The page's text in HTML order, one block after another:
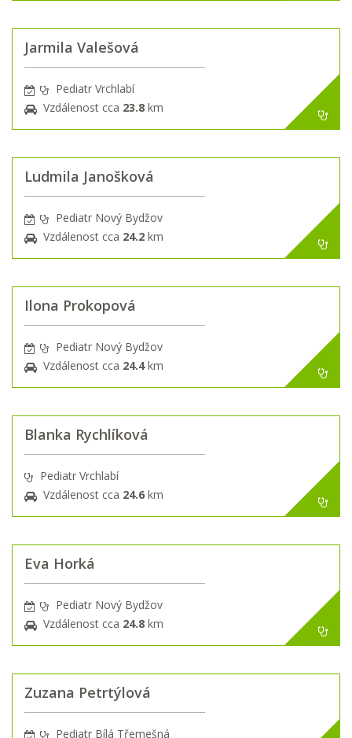
Jarmila Valešová
Pediatr Vrchlabí
Vzdálenost cca 23.8 km
Ludmila Janošková
Pediatr Nový Bydžov
Vzdálenost cca 24.2 km
Ilona Prokopová
Pediatr Nový Bydžov
Vzdálenost cca 24.4km
Blanka Rychlíková
Pediatr Vrchlabí
Vzdálenost cca 24.6 km
Eva Horká
Pediatr Nový Bydžov
Vzdálenost cca 24.8 km
Zuzana Petrtýlová
Pediatr Bílá Třemešná